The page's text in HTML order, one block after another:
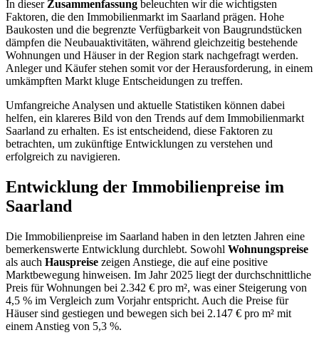
In dieser Zusammenfassung beleuchten wir die wichtigsten
Faktoren, die den Immobilienmarkt im Saarland prägen. Hohe
Baukosten und die begrenzte Verfügbarkeit von Baugrundstücken
dämpfen die Neubauaktivitäten, während gleichzeitig bestehende
Wohnungen und Häuser in der Region stark nachgefragt werden.
Anleger und Käufer stehen somit vor der Herausforderung, in einem
umkämpften Markt kluge Entscheidungen zu treffen.
Umfangreiche Analysen und aktuelle Statistiken können dabei
helfen, ein klareres Bild von den Trends auf dem Immobilienmarkt
Saarland zu erhalten. Es ist entscheidend, diese Faktoren zu
betrachten, um zukünftige Entwicklungen zu verstehen und
erfolgreich zu navigieren.
Entwicklung der Immobilienpreise im
Saarland
Die Immobilienpreise im Saarland haben in den letzten Jahren eine
bemerkenswerte Entwicklung durchlebt. Sowohl Wohnungspreise
als auch Hauspreise zeigen Anstiege, die auf eine positive
Marktbewegung hinweisen. Im Jahr 2025 liegt der durchschnittliche
Preis für Wohnungen bei 2.342 € pro m², was einer Steigerung von
4,5 % im Vergleich zum Vorjahr entspricht. Auch die Preise für
Häuser sind gestiegen und bewegen sich bei 2.147 € pro m² mit
einem Anstieg von 5,3 %.